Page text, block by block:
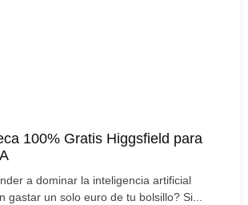
100% Gratis Higgsfield para
a dominar la inteligencia artificial
gastar un solo euro de tu bolsillo? Si...